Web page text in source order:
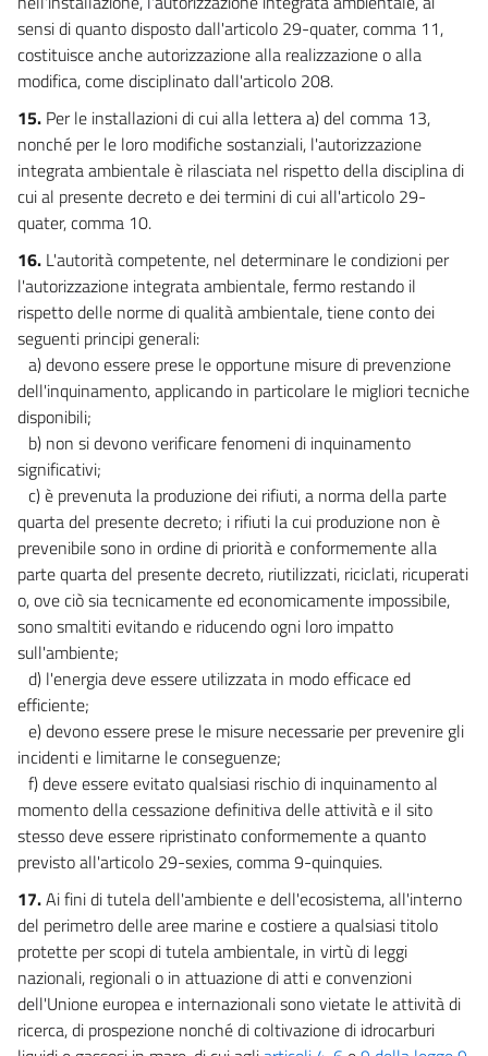
STRUMENTI DI TUTELA
CAPO I
PIANI DI GESTIONE E PIANI DI TUTELA DELLE ACQUE
117
118
119
120
121
123
CAPO II
AUTORIZZAZIONE AGLI SCARICHI
124
125
126
127
CAPO III
CONTROLLO DEGLI SCARICHI
128
129
130
131
132
SANZIONI
CAPO I
SANZIONI AMMINISTRATIVE
133
134
135
136
CAPO II
SANZIONI PENALI
137
138
sensi di quanto disposto dall'articolo 29-quater, comma 11,
costituisce anche autorizzazione alla realizzazione o alla
modifica, come disciplinato dall'articolo 208.
15. Per le installazioni di cui alla lettera a) del comma 13,
nonché per le loro modifiche sostanziali, l'autorizzazione
integrata ambientale è rilasciata nel rispetto della disciplina di
cui al presente decreto e dei termini di cui all'articolo 29-
quater, comma 10.
16. L'autorità competente, nel determinare le condizioni per
l'autorizzazione integrata ambientale, fermo restando il
rispetto delle norme di qualità ambientale, tiene conto dei
seguenti principi generali:
a) devono essere prese le opportune misure di prevenzione
dell'inquinamento, applicando in particolare le migliori tecniche
disponibili;
b) non si devono verificare fenomeni di inquinamento
significativi;
c) è prevenuta la produzione dei rifiuti, a norma della parte
quarta del presente decreto; i rifiuti la cui produzione non è
prevenibile sono in ordine di priorità e conformemente alla
parte quarta del presente decreto, riutilizzati, riciclati, ricuperati
o, ove ciò sia tecnicamente ed economicamente impossibile,
sono smaltiti evitando e riducendo ogni loro impatto
sull'ambiente;
d) l'energia deve essere utilizzata in modo efficace ed
efficiente;
e) devono essere prese le misure necessarie per prevenire gli
incidenti e limitarne le conseguenze;
f) deve essere evitato qualsiasi rischio di inquinamento al
momento della cessazione definitiva delle attività e il sito
stesso deve essere ripristinato conformemente a quanto
previsto all'articolo 29-sexies, comma 9-quinquies.
17.Ai fini di tutela dell'ambiente e dell'ecosistema, all'interno
del perimetro delle aree marine e costiere a qualsiasi titolo
protette per scopi di tutela ambientale, in virtù di leggi
nazionali, regionali o in attuazione di atti e convenzioni
dell'Unione europea e internazionali sono vietate le attività di
ricerca, di prospezione nonché di coltivazione di idrocarburi